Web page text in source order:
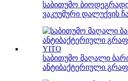
საბითუმო
ვაკუუმური დალუქვის
საბითუმო მაღალი
ანტიბაქტერიული